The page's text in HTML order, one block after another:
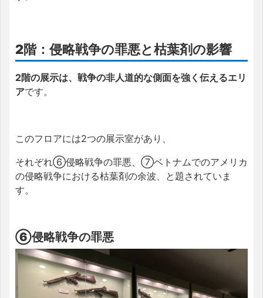
2階：侵略戦争の罪悪と枯葉剤の影響
2階の展示は、戦争の非人道的な側面を強く伝えるエリ
アです。
このフロアには2つの展示室があり、
それぞれ⑥侵略戦争の罪悪、⑦ベトナムでのアメリカ
の侵略戦争における枯葉剤の余波、と題されていま
す。
⑥侵略戦争の罪悪